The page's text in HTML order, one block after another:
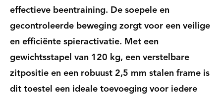
effectieve beentraining. De soepele en
gecontroleerde beweging zorgt voor een veilige
en efficiënte spieractivatie. Met een
gewichtsstapel van 120 kg, een verstelbare
zitpositie en een robuust 2,5 mm stalen frame is
dit toestel een ideale toevoeging voor iedere